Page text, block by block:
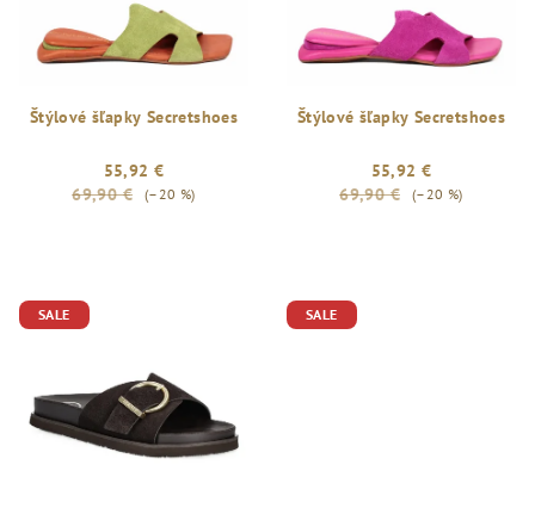
Štýlové šľapky Secretshoes
55,92 €
69,90 €
(–20 %)
Štýlové šľapky Secretshoes
55,92 €
69,90 €
(–20 %)
SALE SALE